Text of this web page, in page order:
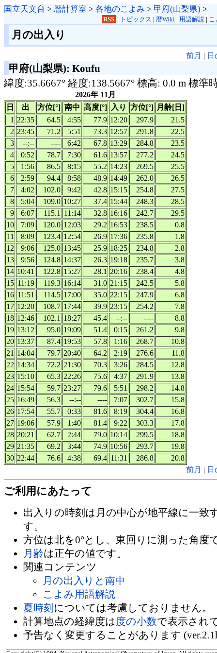
国立天文台 > 暦計算室 > 各地のこよみ > 甲府(山梨県) >
RSS | トピックス | 暦Wiki| 用語解説| こ
月の出入り
前月 |
甲府(山梨県): Koufu
緯度:35.6667° 経度:138.5667° 標高: 0.0 m 標準
2026年 11月
日
出 方位[°] 南中 高度[°] 入り 方位[°] 月齢[日]
1 22:35 64.5 4:55 77.9 12:20 297.9
21.5
2 23:45 71.2 5:51 73.3 12:57 291.8
22.5
3
--:-- ---- 6:42 67.8 13:29 284.8
23.5
4
0:52 78.7 7:30 61.6 13:57 277.2
24.5
5
1:56 86.5 8:15 55.2 14:23 269.5
25.5
6
2:59 94.4 8:58 48.9 14:49 262.0
26.5
7
4:02 102.0 9:42 42.8 15:15 254.8
27.5
8
5:04 109.0 10:27 37.4 15:44 248.3
28.5
9
6:07 115.1 11:14 32.8 16:16 242.7
29.5
10
7:09 120.0 12:03 29.2 16:53 238.5
0.8
11
8:09 123.4 12:54 26.9 17:36 235.8
1.8
12
9:06 125.0 13:45 25.9 18:25 234.8
2.8
13
9:56 124.8 14:37 26.3 19:18 235.7
3.8
14 10:41 122.8 15:27 28.1 20:16 238.4
4.8
15 11:19 119.3 16:14 31.0 21:15 242.5
5.8
16 11:51 114.5 17:00 35.0 22:15 247.9
6.8
17 12:20 108.7 17:44 39.9 23:15 254.2
7.8
18 12:46 102.1 18:27 45.4 --:-- ----
8.8
19 13:12 95.0 19:09 51.4 0:15 261.2
9.8
20 13:37 87.4 19:53 57.8 1:16 268.7
10.8
21 14:04 79.7 20:40 64.2 2:19 276.6
11.8
22 14:34 72.2 21:30 70.3 3:26 284.5
12.8
23 15:10 65.3 22:26 75.6 4:37 291.9
13.8
24 15:54 59.7 23:27 79.6 5:51 298.2
14.8
25 16:49 56.3 --:-- ---- 7:07 302.7
15.8
26 17:54 55.7 0:33 81.6 8:19 304.4
16.8
27 19:06 57.9 1:40 81.4 9:22 303.3
17.8
28 20:21 62.7 2:44 79.0 10:14 299.5
18.8
29 21:35 69.2 3:44 74.9 10:56 293.7
19.8
30 22:44 76.6 4:38 69.4 11:31 286.8
20.8
前月 |
ご利用にあたって
出入りの時刻は月の中心が地平線に一致
す。
方位は北を0°とし、東回りに測った角度
月齢は正午の値です。
関連コンテンツ
月の出入りと南中
こよみ用語解説
夏時刻 については考慮しておりません。
計算地点の経緯度は 度の小数で表示され
予告なく変更することがあります